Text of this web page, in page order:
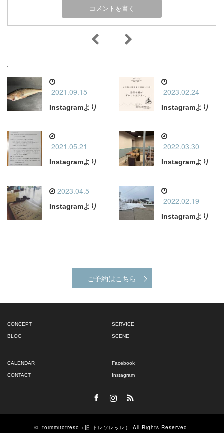
2021.09.15
Instagramより
2023.02.24
Instagramより
2021.05.21
Instagramより
2022.03.30
Instagramより
2023.04.5
Instagramより
2022.02.19
Instagramより
ご予約はこちら
CONCEPT
BLOG
SERVICE
SCENE
CALENDAR
CONTACT
Facebook
Instagram
© toimmitotreso（旧 トレソレッレ） All Rights Reserved.